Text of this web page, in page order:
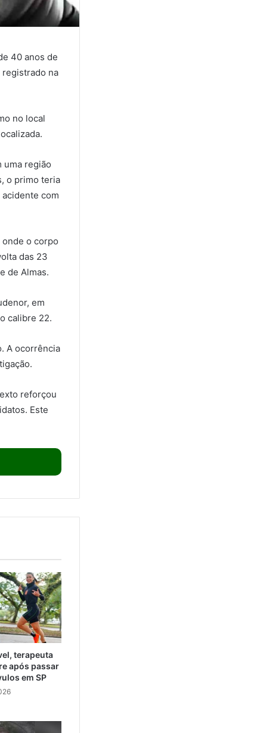
40 anos de
registrado na
no local
uma região
o primo teria
com
o corpo
das 23
de Almas.
em
calibre 22.
A ocorrência
reforçou
Este
terapeuta
após passar
em SP